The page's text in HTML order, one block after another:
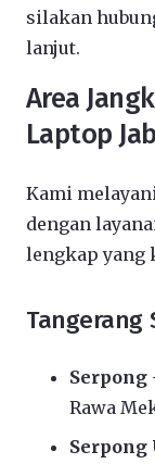
silakan
lanjut.
Area
Laptop
Kami
dengan
lengkap yang
Tangerang
Serpong
Rawa
Serpong